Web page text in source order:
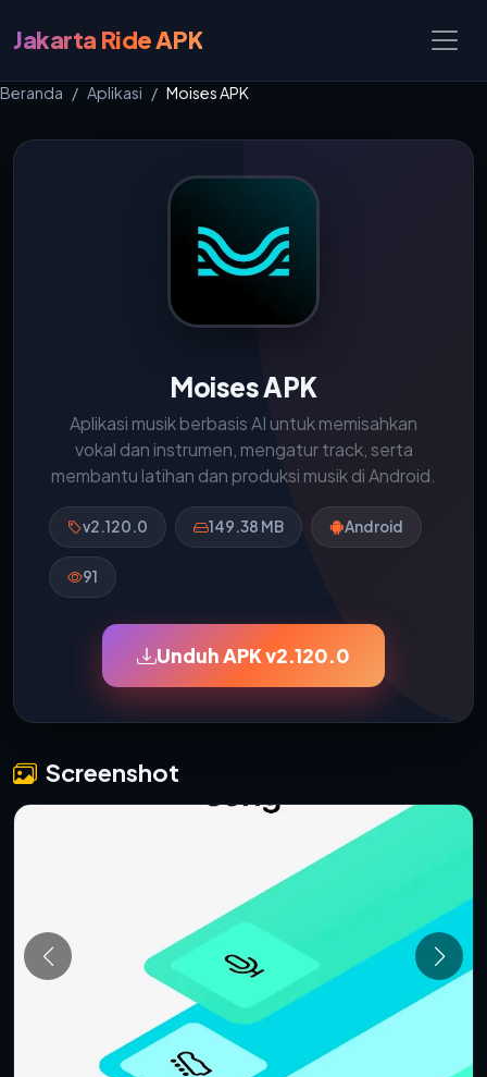
Jakarta Ride APK
Beranda Aplikasi Moises APK
Moises APK
Aplikasi musik berbasis AI untuk memisahkan
vokal dan instrumen, mengatur track, serta
membantu latihan dan produksi musik di Android.
v2.120.0 149.38 MB Android
91
Unduh APK v2.120.0
Screenshot